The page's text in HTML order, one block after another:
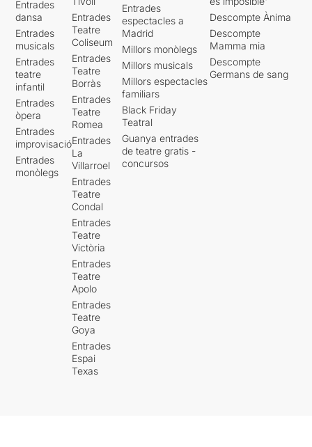
Entrades
dansa
Entrades
musicals
Entrades
teatre
infantil
Entrades
òpera
Entrades
improvisació
Entrades
monòlegs
Entrades
Teatre
Coliseum
Entrades
Teatre
Borràs
Entrades
Teatre
Romea
Entrades
La
Villarroel
Entrades
Teatre
Condal
Entrades
Teatre
Victòria
Entrades
Teatre
Apolo
Entrades
Teatre
Goya
Entrades
Espai
Texas
Entrades
espectacles a
Madrid
Millors monòlegs
Millors musicals
Millors espectacles
familiars
Black Friday
Teatral
Guanya entrades
de teatre gratis -
concursos
Descompte Ànima
Descompte
Mamma mia
Descompte
Germans de sang